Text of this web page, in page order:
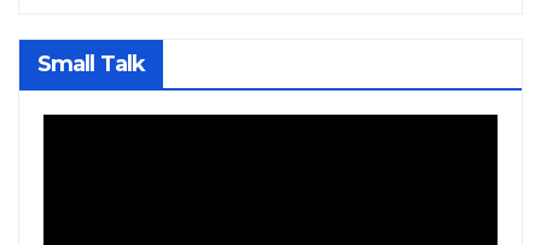
Small Talk